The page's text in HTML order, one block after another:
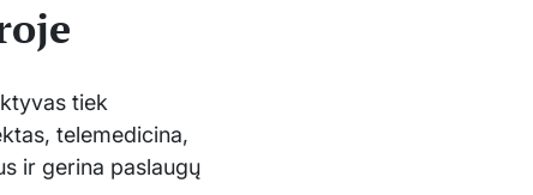
tiek
telemedicina,
ir gerina paslaugų